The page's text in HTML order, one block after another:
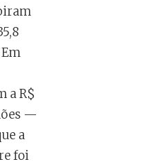
a R$
—
a
foi